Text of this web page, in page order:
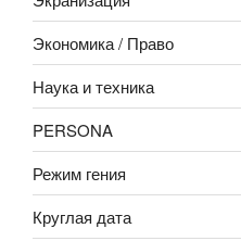
Экономика / Право
Наука и техника
PERSONA
Режим гения
Круглая дата